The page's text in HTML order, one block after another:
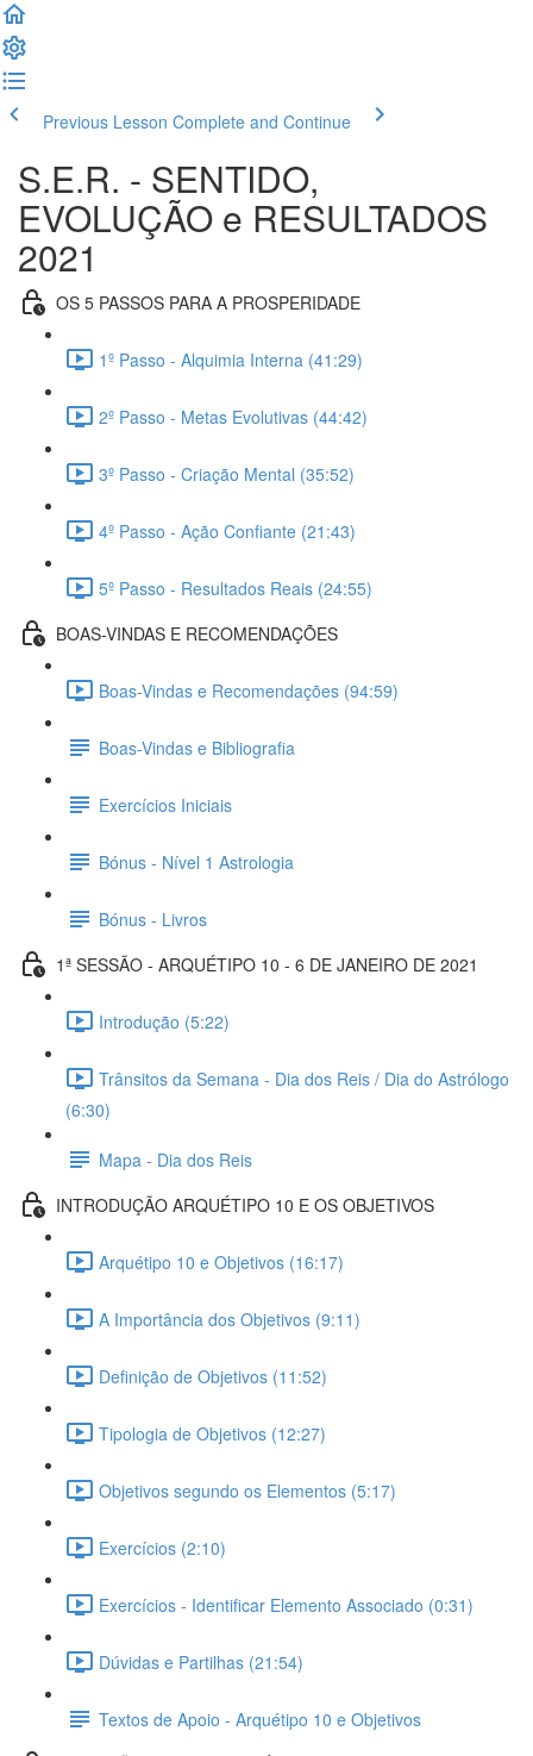
Previous Lesson Complete and Continue
S.E.R. - SENTIDO,
EVOLUÇÃO e RESULTADOS
2021
OS 5 PASSOS PARA A PROSPERIDADE
1º Passo - Alquimia Interna (41:29)
2º Passo - Metas Evolutivas (44:42)
3º Passo - Criação Mental (35:52)
4º Passo - Ação Confiante (21:43)
5º Passo - Resultados Reais (24:55)
BOAS-VINDAS E RECOMENDAÇÕES
Boas-Vindas e Recomendações (94:59)
Boas-Vindas e Bibliografia
Exercícios Iniciais
Bónus - Nível 1 Astrologia
Bónus - Livros
1ª SESSÃO - ARQUÉTIPO 10 - 6 DE JANEIRO DE 2021
Introdução (5:22)
Trânsitos da Semana - Dia dos Reis / Dia do Astrólogo
(6:30)
Mapa - Dia dos Reis
INTRODUÇÃO ARQUÉTIPO 10 E OS OBJETIVOS
Arquétipo 10 e Objetivos (16:17)
A Importância dos Objetivos (9:11)
Definição de Objetivos (11:52)
Tipologia de Objetivos (12:27)
Objetivos segundo os Elementos (5:17)
Exercícios (2:10)
Exercícios - Identificar Elemento Associado (0:31)
Dúvidas e Partilhas (21:54)
Textos de Apoio - Arquétipo 10 e Objetivos